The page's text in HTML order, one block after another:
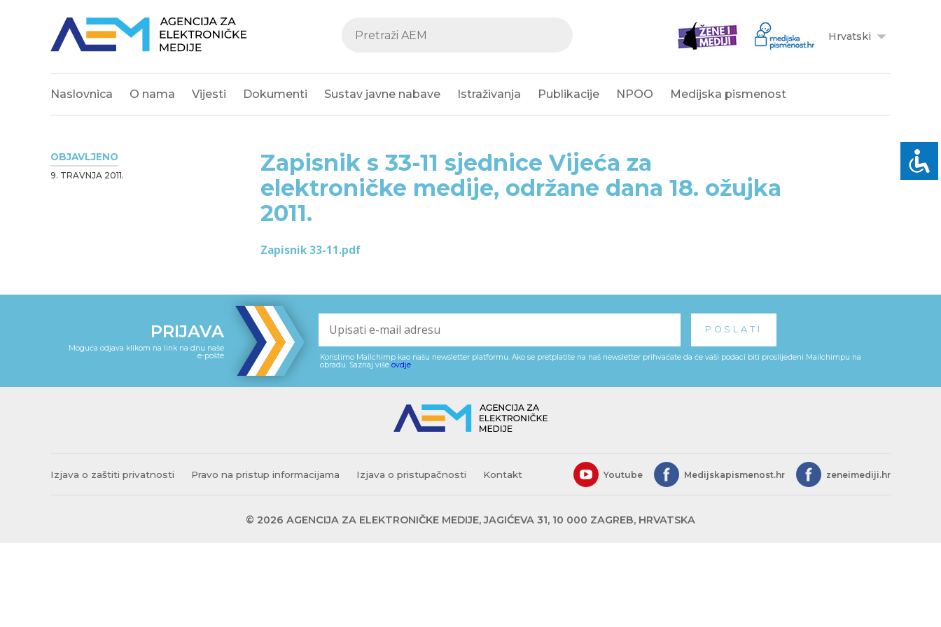
Hrvatski
Naslovnica O nama Vijesti Dokumenti Sustav javne nabave Istraživanja Publikacije NPOO Medijska pismenost
OBJAVLJENO
9. TRAVNJA 2011.
Zapisnik s 33-11 sjednice Vijeća za
elektroničke medije, održane dana 18. ožujka
2011.
Zapisnik 33-11.pdf
PRIJAVA
Moguća odjava klikom na link na dnu naše
e-pošte
Koristimo Mailchimp kao našu newsletter platformu. Ako se pretplatite na naš newsletter prihvaćate da će vaši podaci biti proslijeđeni Mailchimpu na
obradu. Saznaj više ovdje.
Izjava o zaštiti privatnosti Pravo na pristup informacijama Izjava o pristupačnosti Kontakt Youtube Medijskapismenost.hr zeneimediji.hr
© 2026 AGENCIJA ZA ELEKTRONIČKE MEDIJE, JAGIĆEVA 31, 10 000 ZAGREB, HRVATSKA